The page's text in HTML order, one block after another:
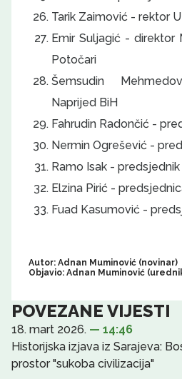
Tarik Zaimović - rektor
Emir Suljagić - direktor
Potočari
Šemsudin
Naprijed BiH
Fahrudin Radončić -
Nermin Ogrešević -
Ramo Isak - predsjednik
Elzina Pirić -
Fuad Kasumović -
Autor: Adnan Muminović (novinar)
Objavio: Adnan Muminović
POVEZANE VIJESTI
18. mart 2026. — 14:46
Historijska izjava iz Sarajeva:
prostor "sukoba civilizacija"